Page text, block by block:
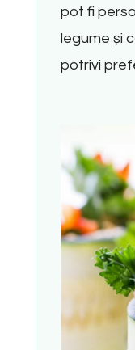
pot fi
legume și
potrivi